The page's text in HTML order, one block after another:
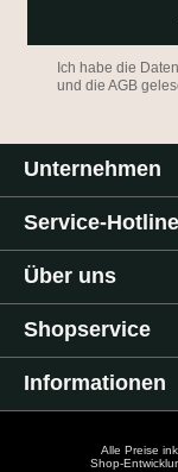
Ich habe die
und die AGB
Unternehmen
Service-Hotline
Über uns
Shopservice
Informationen
Alle Preise
Shop-